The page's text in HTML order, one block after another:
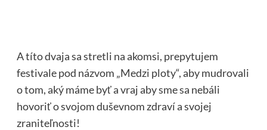
A títo dvaja sa stretli na akomsi, prepytujem
festivale pod názvom „Medzi ploty“, aby mudrovali
o tom, aký máme byť a vraj aby sme sa nebáli
hovoriť o svojom duševnom zdraví a svojej
zraniteľnosti!